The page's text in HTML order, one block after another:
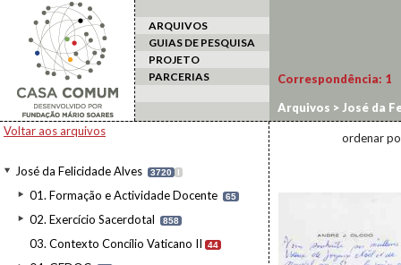
ARQUIVOS
GUIAS DE PESQUISA
PROJETO
PARCERIAS
Voltar aos arquivos
José da Felicidade Alves 3720 I
01. Formação e Actividade Docente 65
02. Exercício Sacerdotal 858
03. Contexto Concílio Vaticano II 44
Correspondência: 1
Arquivos > José da
ordenar